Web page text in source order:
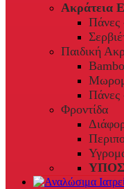
Ακράτεια
Πάνες
Παιδική
Bambo
Πάνες
Φροντίδα